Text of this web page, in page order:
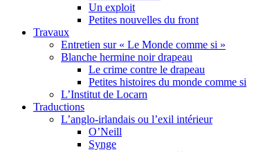
Un exploit
Petites nouvelles du front
Travaux
Entretien sur « Le Monde comme si »
Blanche hermine noir drapeau
Le crime contre le drapeau
Petites histoires du monde comme si
L’Institut de Locarn
Traductions
L’anglo-irlandais ou l’exil intérieur
O’Neill
Synge